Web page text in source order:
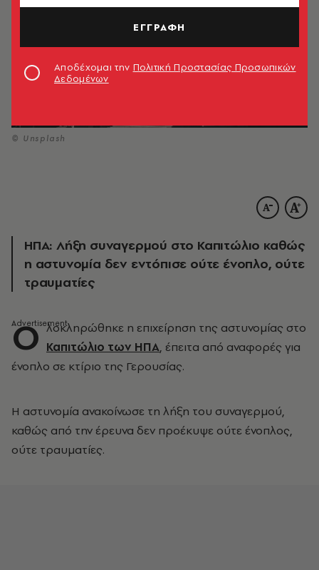
© Unsplash
ΗΠΑ: Λήξη συναγερμού στο Καπιτώλιο καθώς
η αστυνομία δεν εντόπισε ούτε ένοπλο, ούτε
τραυματίες
Ο λοκληρώθηκε η επιχείρηση της αστυνομίας στο
Καπιτώλιο των ΗΠΑ, έπειτα από αναφορές για
ένοπλο σε κτίριο της Γερουσίας.
Η αστυνομία ανακοίνωσε τη λήξη του συναγερμού,
καθώς από την έρευνα δεν προέκυψε ούτε ένοπλος,
ούτε τραυματίες.
ΕΓΓΡΑΦΗ
Αποδέχομαι την Πολιτική Προστασίας Προσωπικών
Δεδομένων